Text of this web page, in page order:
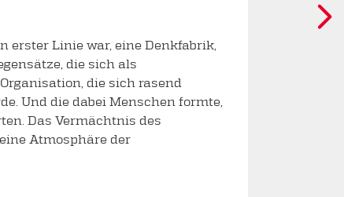
erster Linie war, eine Denkfabrik,
die sich als
die sich rasend
Und die dabei Menschen formte,
Das Vermächtnis des
Atmosphäre der